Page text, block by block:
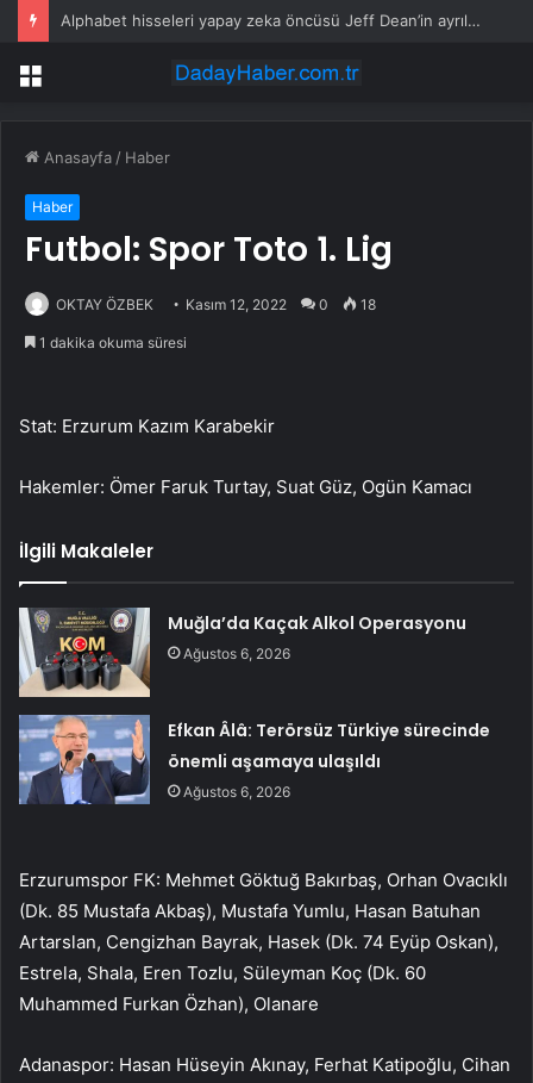
Alphabet hisseleri yapay zeka öncüsü Jeff Dean’in ayrılmasıyla %5 düştü
Menü
Anasayfa / Haber
Haber
Futbol: Spor Toto 1. Lig
OKTAY ÖZBEK Kasım 12, 2022 0 18
1 dakika okuma süresi
Stat: Erzurum Kazım Karabekir
Hakemler: Ömer Faruk Turtay, Suat Güz, Ogün Kamacı
İlgili Makaleler
Muğla’da Kaçak Alkol Operasyonu
Ağustos 6, 2026
Efkan Âlâ: Terörsüz Türkiye sürecinde
önemli aşamaya ulaşıldı
Ağustos 6, 2026
Erzurumspor FK: Mehmet Göktuğ Bakırbaş, Orhan Ovacıklı
(Dk. 85 Mustafa Akbaş), Mustafa Yumlu, Hasan Batuhan
Artarslan, Cengizhan Bayrak, Hasek (Dk. 74 Eyüp Oskan),
Estrela, Shala, Eren Tozlu, Süleyman Koç (Dk. 60
Muhammed Furkan Özhan), Olanare
Adanaspor: Hasan Hüseyin Akınay, Ferhat Katipoğlu, Cihan